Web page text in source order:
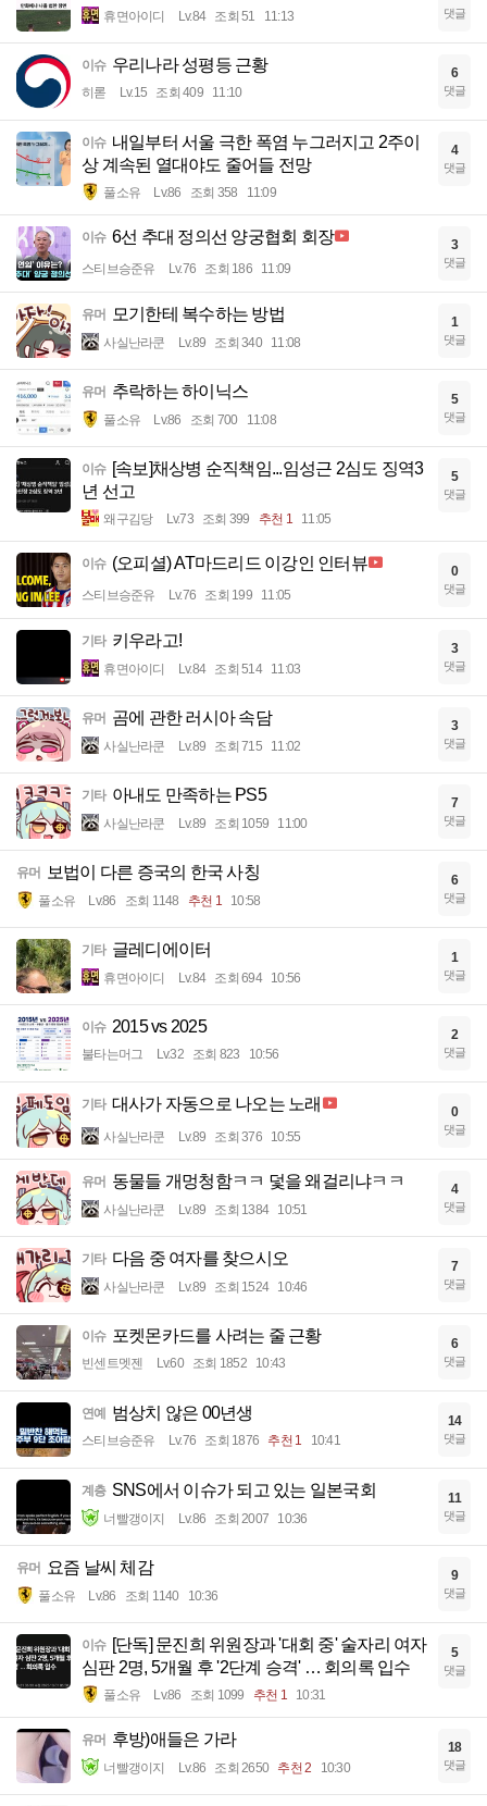
휴면아이디 Lv.84 조회 51 11:13 댓글
이슈 우리나라 성평등 근황
히롣 Lv.15 조회 409 11:10
6
댓글
이슈 내일부터 서울 극한 폭염 누그러지고 2주이
상 계속된 열대야도 줄어들 전망
풀소유 Lv.86 조회 358 11:09
4
댓글
이슈 6선 추대 정의선 양궁협회 회장
스티브승준유 Lv.76 조회 186 11:09
3
댓글
유머 모기한테 복수하는 방법
사실난라쿤 Lv.89 조회 340 11:08
1
댓글
유머 추락하는 하이닉스
풀소유 Lv.86 조회 700 11:08
5
댓글
이슈 [속보]채상병 순직책임...임성근 2심도 징역3
년 선고
왜구김당 Lv.73 조회 399 추천 1 11:05
5
댓글
이슈 (오피셜) AT마드리드 이강인 인터뷰
스티브승준유 Lv.76 조회 199 11:05
0
댓글
기타 키우라고!
휴면아이디 Lv.84 조회 514 11:03
3
댓글
유머 곰에 관한 러시아 속담
사실난라쿤 Lv.89 조회 715 11:02
3
댓글
기타 아내도 만족하는 PS5
사실난라쿤 Lv.89 조회 1059 11:00
7
댓글
유머 보법이 다른 증국의 한국 사칭
풀소유 Lv.86 조회 1148 추천 1 10:58
6
댓글
기타 글레디에이터
휴면아이디 Lv.84 조회 694 10:56
1
댓글
이슈 2015 vs 2025
불타는머그 Lv.32 조회 823 10:56
2
댓글
기타 대사가 자동으로 나오는 노래
사실난라쿤 Lv.89 조회 376 10:55
0
댓글
유머 동물들 개멍청함ㅋㅋ 덫을 왜걸리냐ㅋㅋ
사실난라쿤 Lv.89 조회 1384 10:51
4
댓글
기타 다음 중 여자를 찾으시오
사실난라쿤 Lv.89 조회 1524 10:46
7
댓글
이슈 포켓몬카드를 사려는 줄 근황
빈센트멧젠 Lv.60 조회 1852 10:43
6
댓글
연예 범상치 않은 00년생
스티브승준유 Lv.76 조회 1876 추천 1 10:41
14
댓글
계층 SNS에서 이슈가 되고 있는 일본국회
너빨갱이지 Lv.86 조회 2007 10:36
11
댓글
유머 요즘 날씨 체감
풀소유 Lv.86 조회 1140 10:36
9
댓글
이슈 [단독] 문진희 위원장과 '대회 중' 술자리 여자
심판 2명, 5개월 후 '2단계 승격' … 회의록 입수
풀소유 Lv.86 조회 1099 추천 1 10:31
5
댓글
유머 후방)애들은 가라
너빨갱이지 Lv.86 조회 2650 추천 2 10:30
18
댓글